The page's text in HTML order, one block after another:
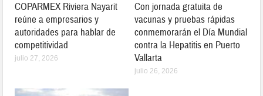
COPARMEX Riviera Nayarit
reúne a empresarios y
autoridades para hablar de
competitividad
julio 27, 2026
Con jornada gratuita de
vacunas y pruebas rápidas
conmemorarán el Día Mundial
contra la Hepatitis en Puerto
Vallarta
julio 26, 2026